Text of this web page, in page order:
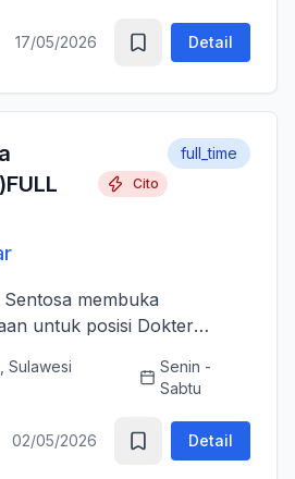
17/05/2026 Detail
Cito
full_time
membuka
untuk posisi Dokter
layanan medis estetika yang
Sulawesi
Senin -
Sabtu
02/05/2026 Detail